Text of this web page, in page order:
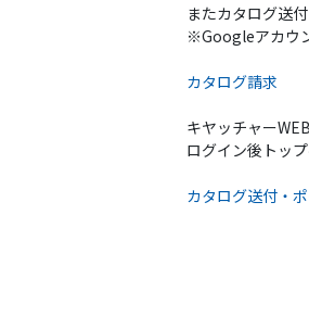
またカタログ送
※Googleアカウ
カタログ請求
キヤッチャー
ログイン後トッ
カタログ送付・